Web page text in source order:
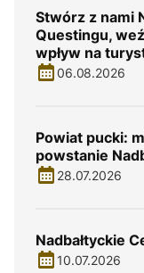
Stwórz z nami
Questingu,
wpływ na
06.08.2026
Powiat pucki:
powstanie
28.07.2026
Nadbałtyckie
10.07.2026